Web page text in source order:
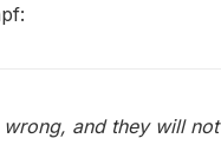
and they will not